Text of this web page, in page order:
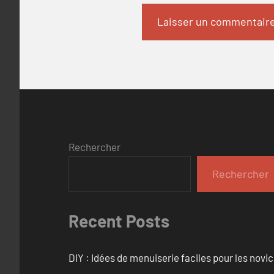
Rechercher
Rechercher
Recent Posts
DIY : Idées de menuiserie faciles pour les